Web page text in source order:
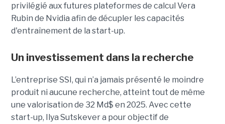
privilégié aux futures plateformes de calcul Vera
Rubin de Nvidia afin de décupler les capacités
d'entraînement de la start-up.
Un investissement dans la recherche
L’entreprise SSI, qui n’a jamais présenté le moindre
produit ni aucune recherche, atteint tout de même
une valorisation de 32 Md$ en 2025. Avec cette
start-up, Ilya Sutskever a pour objectif de